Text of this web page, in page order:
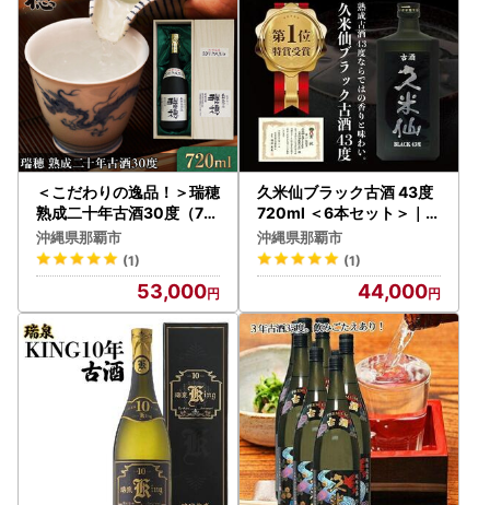
＜こだわりの逸品！＞瑞穂
熟成二十年古酒30度（72
0ml）｜泡盛 瑞穂 人気
酒
沖縄県那覇市
(1)
53,000
久米仙ブラック古酒 43度
720ml ＜6本セット＞｜久
米仙 泡盛 酒 人気
沖縄県那覇市
(1)
44,000